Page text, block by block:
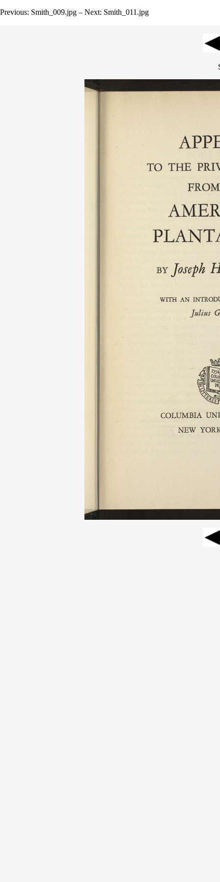
Previous: Smith_009.jpg – Next: Smith_011.jpg